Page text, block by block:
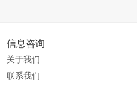
信息咨询
关于我们
联系我们